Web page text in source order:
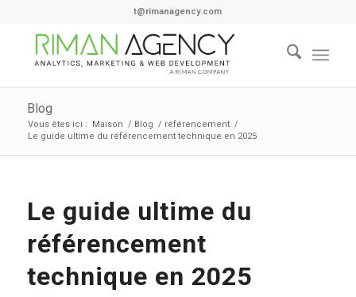
t@rimanagency.com
Blog
Vous êtes ici : Maison / Blog / référencement /
Le guide ultime du référencement technique en 2025
Le guide ultime du
référencement
technique en 2025